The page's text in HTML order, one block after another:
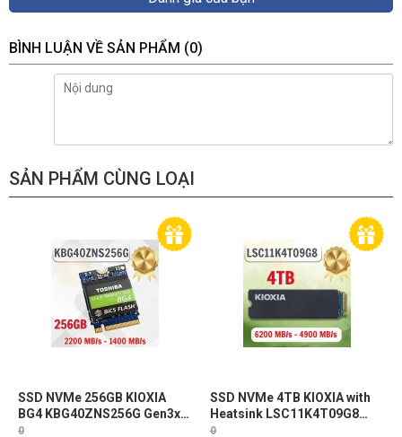
BÌNH LUẬN VỀ SẢN PHẨM (0)
SẢN PHẨM CÙNG LOẠI
SSD NVMe 256GB KIOXIA
BG4 KBG40ZNS256G Gen3x4
R2200 W1400. BH 36T [BULK,
0
SSD NVMe 4TB KIOXIA with
Heatsink LSC11K4T09G8
Gen4x4 R6200 W4800. BH
0